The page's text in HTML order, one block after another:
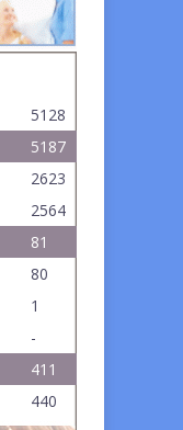
5128
5187
2623
2564
81
80
1
-
411
440